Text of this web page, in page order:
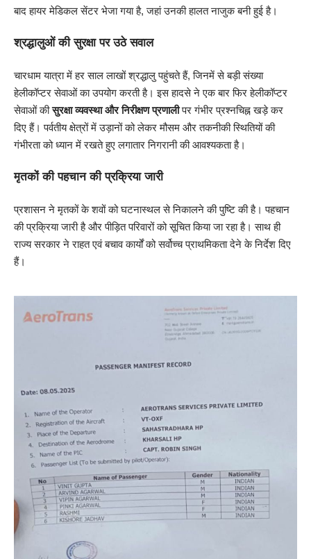
बाद हायर मेडिकल सेंटर भेजा गया है, जहां उनकी हालत नाजुक बनी हुई है।
श्रद्धालुओं की सुरक्षा पर उठे सवाल
चारधाम यात्रा में हर साल लाखों श्रद्धालु पहुंचते हैं, जिनमें से बड़ी संख्या
हेलीकॉप्टर सेवाओं का उपयोग करती है। इस हादसे ने एक बार फिर हेलीकॉप्टर
सेवाओं कीसुरक्षा व्यवस्था और निरीक्षण प्रणालीपर गंभीर प्रश्नचिह्न खड़े कर
दिए हैं। पर्वतीय क्षेत्रों में उड़ानों को लेकर मौसम और तकनीकी स्थितियों की
गंभीरता को ध्यान में रखते हुए लगातार निगरानी की आवश्यकता है।
मृतकों की पहचान की प्रक्रिया जारी
प्रशासन ने मृतकों के शवों को घटनास्थल से निकालने की पुष्टि की है। पहचान
की प्रक्रिया जारी है और पीड़ित परिवारों को सूचित किया जा रहा है। साथ ही
राज्य सरकार ने राहत एवं बचाव कार्यों को सर्वोच्च प्राथमिकता देने के निर्देश दिए
हैं।